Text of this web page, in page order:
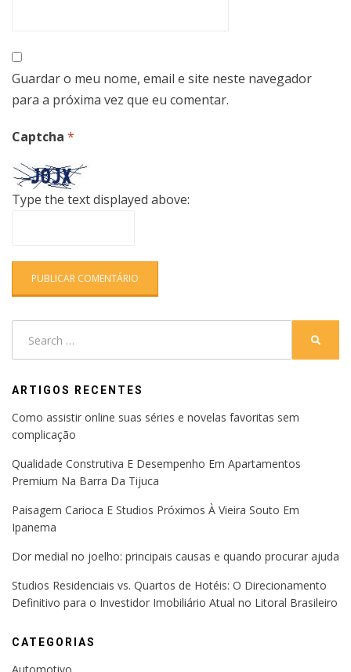
Guardar o meu nome, email e site neste navegador
para a próxima vez que eu comentar.
Captcha *
Type the text displayed above:
ARTIGOS RECENTES
Como assistir online suas séries e novelas favoritas sem
complicação
Qualidade Construtiva E Desempenho Em Apartamentos
Premium Na Barra Da Tijuca
Paisagem Carioca E Studios Próximos À Vieira Souto Em
Ipanema
Dor medial no joelho: principais causas e quando procurar ajuda
Studios Residenciais vs. Quartos de Hotéis: O Direcionamento
Definitivo para o Investidor Imobiliário Atual no Litoral Brasileiro
CATEGORIAS